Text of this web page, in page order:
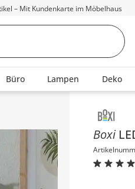
– Mit Kundenkarte im Möbelhaus
Büro Lampen Deko
Inhalt
Boxi